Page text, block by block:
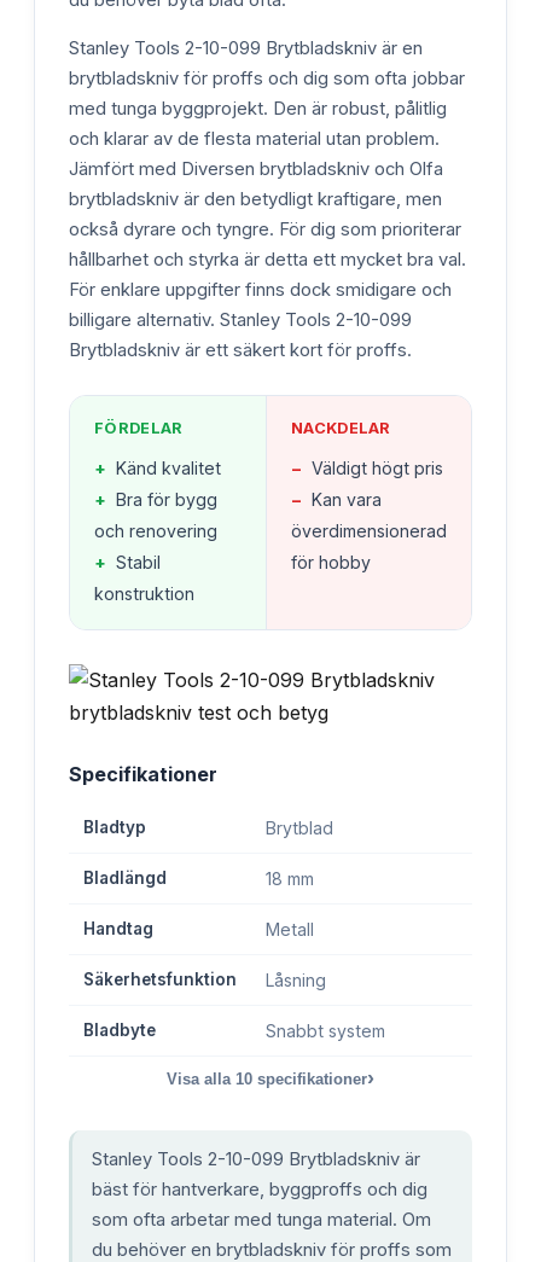
Stanley Tools 2-10-099 Brytbladskniv är en
brytbladskniv för proffs och dig som ofta jobbar
med tunga byggprojekt. Den är robust, pålitlig
och klarar av de flesta material utan problem.
Jämfört med Diversen brytbladskniv och Olfa
brytbladskniv är den betydligt kraftigare, men
också dyrare och tyngre. För dig som prioriterar
hållbarhet och styrka är detta ett mycket bra val.
För enklare uppgifter finns dock smidigare och
billigare alternativ. Stanley Tools 2-10-099
Brytbladskniv är ett säkert kort för proffs.
FÖRDELAR
+ Känd kvalitet
+ Bra för bygg
och renovering
+ Stabil
konstruktion
NACKDELAR
− Väldigt högt pris
− Kan vara
överdimensionerad
för hobby
Specifikationer
Bladtyp Brytblad
Bladlängd 18 mm
Handtag Metall
Säkerhetsfunktion Låsning
Bladbyte Snabbt system
Visa alla 10 specifikationer›
Stanley Tools 2-10-099 Brytbladskniv är
bäst för hantverkare, byggproffs och dig
som ofta arbetar med tunga material. Om
du behöver en brytbladskniv för proffs som